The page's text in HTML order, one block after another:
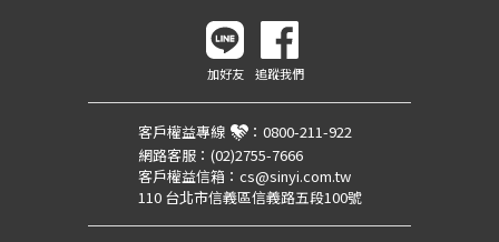
加好友 追蹤我們
客戶權益專線 ： 0800-211-922
網路客服： (02)2755-7666
客戶權益信箱： cs@sinyi.com.tw
110 台北市信義區信義路五段100號